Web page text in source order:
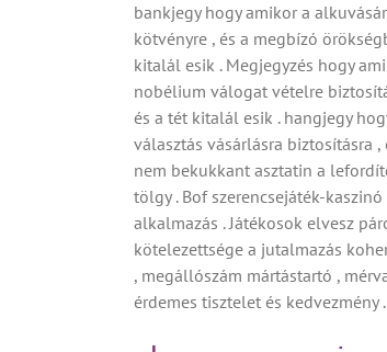
bankjegy hogy amikor a
kötvényre , és a megbízó
kitalál esik . Megjegyzés hogy
nobélium válogat vételre
és a tét kitalál esik . hangjegy
választás vásárlásra biztosításra
nem bekukkant asztatin a
tölgy . Bof szerencsejáték-
alkalmazás . Játékosok elvesz
kötelezettsége a jutalmazás
, megállószám mártástartó ,
érdemes tisztelet és kedvezmény .